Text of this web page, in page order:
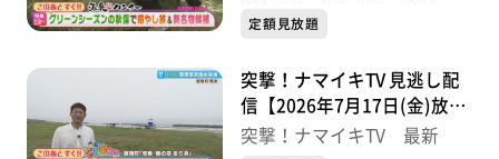
定額見放題
突撃！ナマイキTV 見逃し配
信【2026年7月17日(金)放送
分】
突撃！ナマイキTV 最新